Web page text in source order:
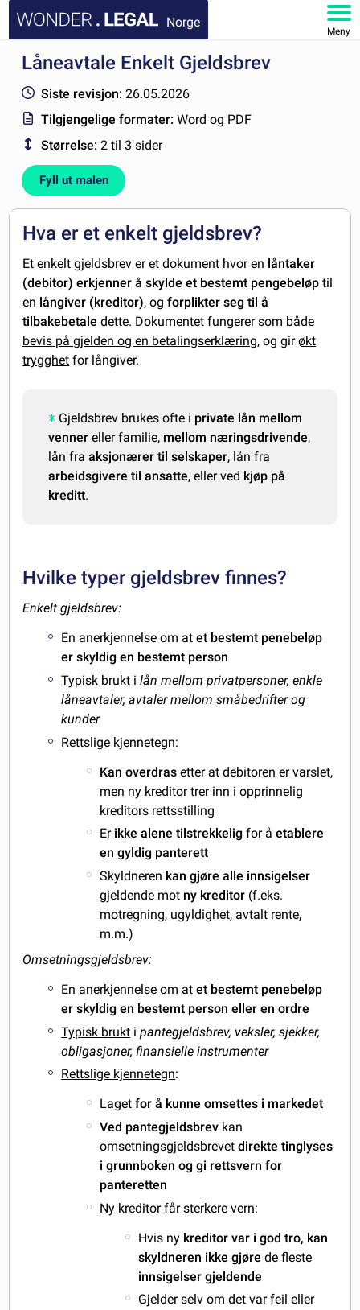
Norge
Meny
HJEM
DOKUMENTER
FAQ
MIN KONTO
Låneavtale Enkelt Gjeldsbrev
Siste revisjon: 26.05.2026
Tilgjengelige formater:Word og PDF
Størrelse: 2 til 3 sider
Fyll ut malen
Hva er et enkelt gjeldsbrev?
Et enkelt gjeldsbrev er et dokument hvor en låntaker
(debitor) erkjenner å skylde et bestemt pengebeløp til
en långiver (kreditor), ogforplikter seg til å
tilbakebetale dette. Dokumentet fungerer som både
bevis på gjelden og en betalingserklæring, og girøkt
trygghet for långiver.
Gjeldsbrev brukes ofte i private lån mellom
venner eller familie, mellom næringsdrivende,
lån fraaksjonærer til selskaper, lån fra
arbeidsgivere til ansatte, eller ved kjøp på
kreditt.
Hvilke typer gjeldsbrev finnes?
Enkelt gjeldsbrev:
En anerkjennelse om atet bestemt penebeløp
er skyldig en bestemt person
Typisk brukt ilån mellom privatpersoner, enkle
låneavtaler, avtaler mellom småbedrifter og
kunder
Rettslige kjennetegn:
Kan overdrasetter at debitoren er varslet,
men ny kreditor trer inn i opprinnelig
kreditors rettsstilling
Er ikke alene tilstrekkelig for åetablere
en gyldig panterett
Skyldneren kan gjøre alle innsigelser
gjeldende mot ny kreditor (f.eks.
motregning, ugyldighet, avtalt rente,
m.m.)
Omsetningsgjeldsbrev:
En anerkjennelse om atet bestemt penebeløp
er skyldig en bestemt person eller en ordre
Typisk brukt ipantegjeldsbrev, veksler, sjekker,
obligasjoner, finansielle instrumenter
Rettslige kjennetegn:
Lagetfor å kunne omsettes i markedet
Ved pantegjeldsbrev kan
omsetningsgjeldsbrevetdirekte tinglyses
i grunnboken og gi rettsvern for
panteretten
Ny kreditor får sterkere vern:
Hvis ny kreditor var i god tro, kan
skyldneren ikke gjøre de fleste
innsigelser gjeldende
Gjelder selv om det var feil eller